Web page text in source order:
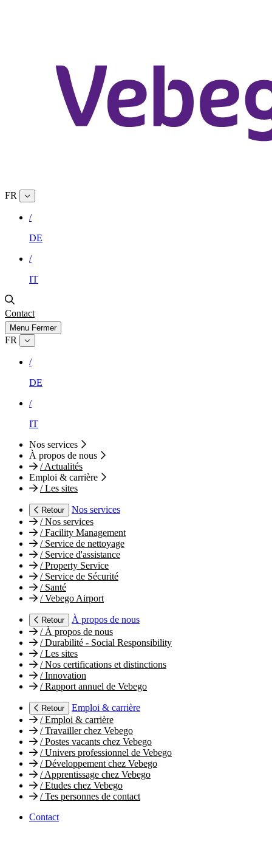
FR
/
DE
/
IT
Contact
Menu Fermer
FR
/
DE
/
IT
Nos services
À propos de nous
/Actualités
Emploi & carrière
/Les sites
Retour
Nos services
/Nos services
/Facility Management
/Service de nettoyage
/Service d'assistance
/Property Service
/Service de Sécurité
/Santé
/Vebego Airport
Retour
À propos de nous
/À propos de nous
/Durabilité - Social Responsibility
/Les sites
/Nos certifications et distinctions
/Innovation
/Rapport annuel de Vebego
Retour
Emploi & carrière
/Emploi & carrière
/Travailler chez Vebego
/Postes vacants chez Vebego
/Univers professionnel de Vebego
/Développement chez Vebego
/Apprentissage chez Vebego
/Etudes chez Vebego
/Tes personnes de contact
Contact